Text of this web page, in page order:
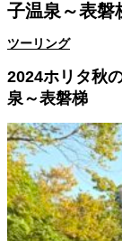
子温泉～表磐
ツーリング
2024ホリタ秋
泉～表磐梯